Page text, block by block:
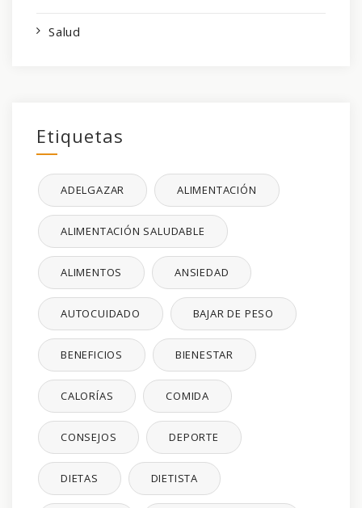
Salud
Etiquetas
ADELGAZAR ALIMENTACIÓN
ALIMENTACIÓN SALUDABLE
ALIMENTOS ANSIEDAD
AUTOCUIDADO BAJAR DE PESO
BENEFICIOS BIENESTAR
CALORÍAS COMIDA
CONSEJOS DEPORTE
DIETAS DIETISTA